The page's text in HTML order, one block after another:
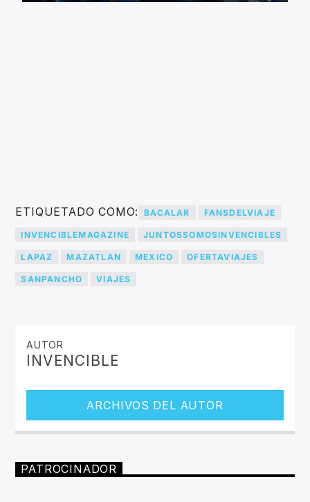
ETIQUETADO COMO: BACALAR FANSDELVIAJE
INVENCIBLEMAGAZINE JUNTOSSOMOSINVENCIBLES
LAPAZ MAZATLAN MEXICO OFERTAVIAJES
SANPANCHO VIAJES
AUTOR
INVENCIBLE
ARCHIVOS DEL AUTOR
PATROCINADOR